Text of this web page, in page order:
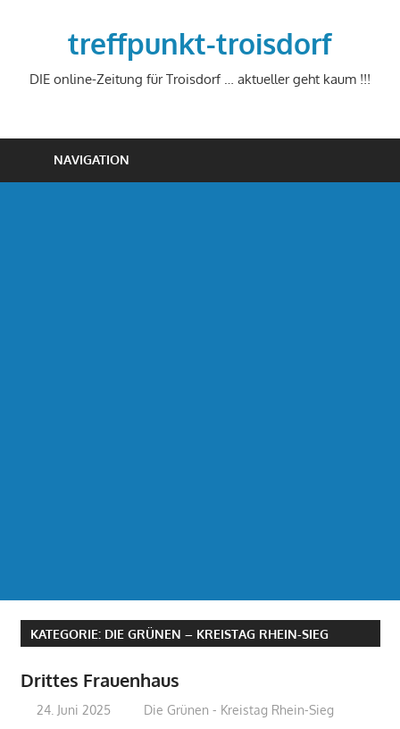
treffpunkt-troisdorf
DIE online-Zeitung für Troisdorf … aktueller geht kaum !!!
NAVIGATION
KATEGORIE: DIE GRÜNEN – KREISTAG RHEIN-SIEG
Drittes Frauenhaus
24. Juni 2025 treffpunkt
Die Grünen - Kreistag Rhein-Sieg